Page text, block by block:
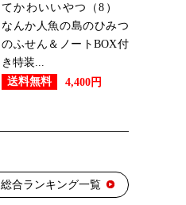
てかわいいやつ（8）
なんか人魚の島のひみつ
のふせん＆ノートBOX付
き特装...
送料無料
4,400円
総合ランキング一覧